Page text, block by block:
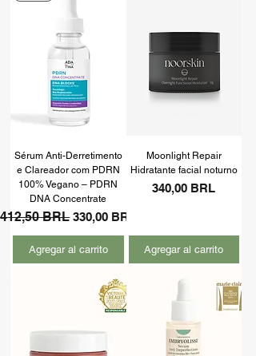
Sérum Anti-Derretimento
e Clareador com PDRN
100% Vegano – PDRN
DNA Concentrate
Precio
412,50 BRL Precio de oferta
330,00 BRL
Agregar al carrito
Moonlight Repair
Hidratante facial noturno
Precio
340,00 BRL
Agregar al carrito